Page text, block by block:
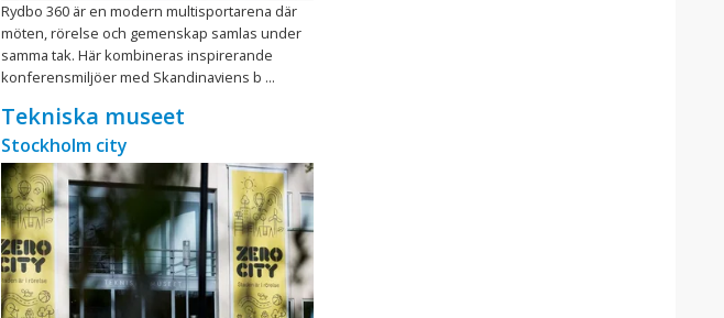
Rydbo 360 är en modern multisportarena där
möten, rörelse och gemenskap samlas under
samma tak. Här kombineras inspirerande
konferensmiljöer med Skandinaviens b ...
Tekniska museet
Stockholm city